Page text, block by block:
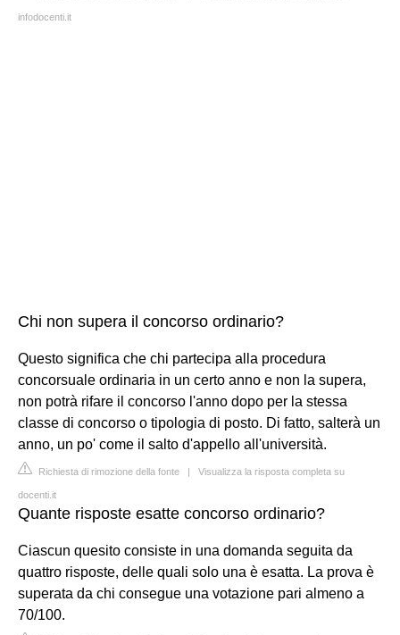
infodocenti.it
Chi non supera il concorso ordinario?
Questo significa che chi partecipa alla procedura
concorsuale ordinaria in un certo anno e non la supera,
non potrà rifare il concorso l'anno dopo per la stessa
classe di concorso o tipologia di posto. Di fatto, salterà un
anno, un po' come il salto d'appello all'università.
Richiesta di rimozione della fonte | Visualizza la risposta completa su
docenti.it
Quante risposte esatte concorso ordinario?
Ciascun quesito consiste in una domanda seguita da
quattro risposte, delle quali solo una è esatta. La prova è
superata da chi consegue una votazione pari almeno a
70/100.